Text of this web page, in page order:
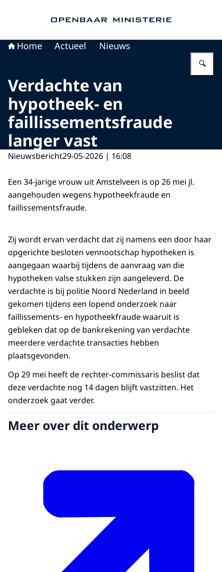
Home Actueel Nieuws
Verdachte van
hypotheek- en
faillissementsfraude
langer vast
Nieuwsbericht29-05-2026 | 16:08
Een 34-jarige vrouw uit Amstelveen is op 26 mei jl.
aangehouden wegens hypotheekfraude en
faillissementsfraude.
Zij wordt ervan verdacht dat zij namens een door haar
opgerichte besloten vennootschap hypotheken is
aangegaan waarbij tijdens de aanvraag van die
hypotheken valse stukken zijn aangeleverd. De
verdachte is bij politie Noord Nederland in beeld
gekomen tijdens een lopend onderzoek naar
faillissements- en hypotheekfraude waaruit is
gebleken dat op de bankrekening van verdachte
meerdere verdachte transacties hebben
plaatsgevonden.
Op 29 mei heeft de rechter-commissaris beslist dat
deze verdachte nog 14 dagen blijft vastzitten. Het
onderzoek gaat verder.
Meer over dit onderwerp